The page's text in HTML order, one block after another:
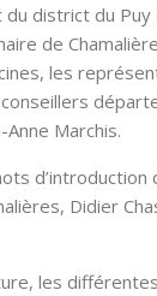
district du Puy
de
les
Marchis.
d’introduction
Didier
les